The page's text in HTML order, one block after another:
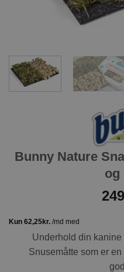
Bunny Nature
og
Underhold din
Snusemåtte som er